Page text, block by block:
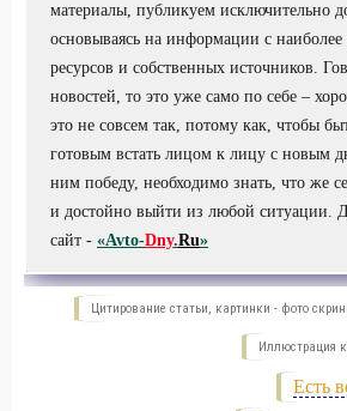
материалы, публикуем исключительно
основываясь на информации с наиболее
ресурсов и собственных источников.
новостей, то это уже само по себе –
это не совсем так, потому как, чтобы
готовым встать лицом к лицу с новым
ним победу, необходимо знать, что же
и достойно выйти из любой ситуации.
сайт - «Avto-Dny.Ru»
Цитирование статьи, картинки - фото
Иллюстрация к
Есть